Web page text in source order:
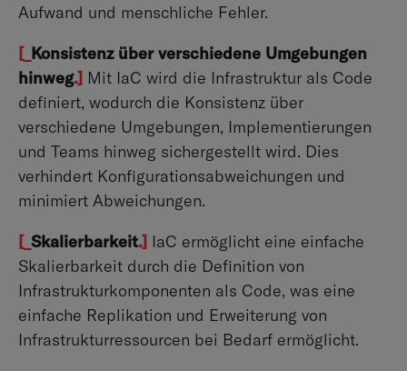
Aufwand und menschliche Fehler.
[_ Konsistenz über verschiedene Umgebungen
hinweg.] Mit IaC wird die Infrastruktur als Code
definiert, wodurch die Konsistenz über
verschiedene Umgebungen, Implementierungen
und Teams hinweg sichergestellt wird. Dies
verhindert Konfigurationsabweichungen und
minimiert Abweichungen.
[_ Skalierbarkeit.] IaC ermöglicht eine einfache
Skalierbarkeit durch die Definition von
Infrastrukturkomponenten als Code, was eine
einfache Replikation und Erweiterung von
Infrastrukturressourcen bei Bedarf ermöglicht.